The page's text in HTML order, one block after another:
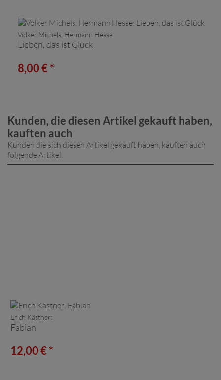
Volker Michels, Hermann Hesse:
Lieben, das ist Glück
8,00 € *
Kunden, die diesen Artikel gekauft haben,
kauften auch
Kunden die sich diesen Artikel gekauft haben, kauften auch
folgende Artikel.
Erich Kästner:
Fabian
12,00 € *